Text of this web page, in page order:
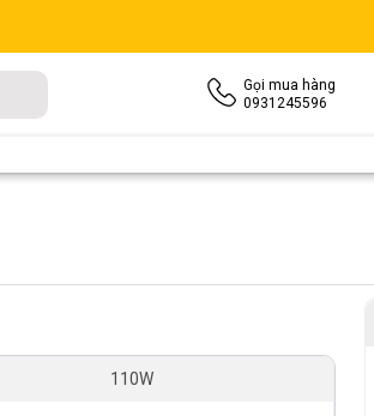
Gọi mua hàng
0931245596
110W